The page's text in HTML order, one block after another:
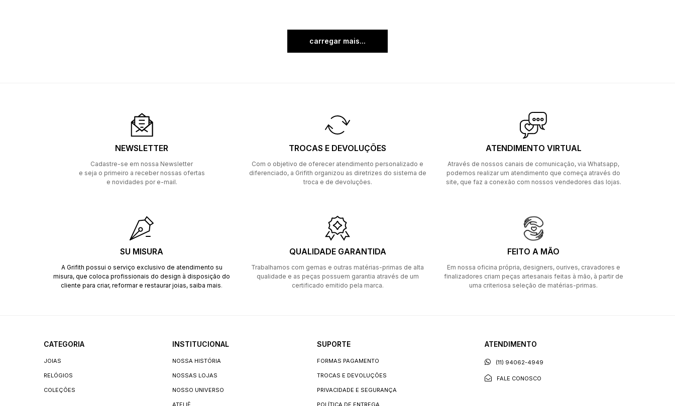
carregar mais
NEWSLETTER
Cadastre-se em nossa Newsletter
e seja o primeiro a receber nossas ofertas
e novidades por e-mail.
TROCAS E DEVOLUÇÕES
Com o objetivo de oferecer atendimento personalizado e
diferenciado, a Grifith organizou as diretrizes do sistema de
troca e de devoluções.
ATENDIMENTO VIRTUAL
Através de nossos canais de comunicação, via Whatsapp,
podemos realizar um atendimento que começa através do
site, que faz a conexão com nossos vendedores das lojas.
SU MISURA
A Grifith possui o serviço exclusivo de atendimento su
misura, que coloca profissionais do design à disposição do
cliente para criar, reformar e restaurar joias, saiba mais.
QUALIDADE GARANTIDA
Trabalhamos com gemas e outras matérias-primas de alta
qualidade e as peças possuem garantia através de um
certificado emitido pela marca.
FEITO A MÃO
Em nossa oficina própria, designers, ourives, cravadores e
finalizadores criam peças artesanais feitas à mão, à partir de
uma criteriosa seleção de matérias-primas.
CATEGORIA
JOIAS
RELÓGIOS
COLEÇÕES
INSTITUCIONAL
NOSSA HISTÓRIA
NOSSAS LOJAS
NOSSO UNIVERSO
ATELIÊ
SUPORTE
FORMAS PAGAMENTO
TROCAS E DEVOLUÇÕES
PRIVACIDADE E SEGURANÇA
POLÍTICA DE ENTREGA
ATENDIMENTO
(11) 94062-4949
FALE CONOSCO